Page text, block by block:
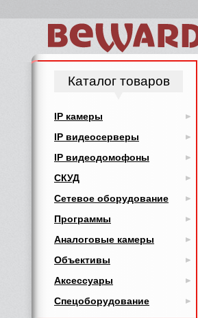
Каталог товаров
IP камеры
IP видеосерверы
IP видеодомофоны
СКУД
Сетевое оборудование
Программы
Аналоговые камеры
Объективы
Аксессуары
Спецоборудование